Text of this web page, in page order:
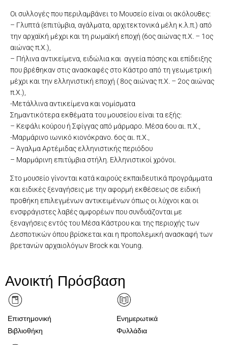
Οι συλλογές που περιλαμβάνει το Μουσείο είναι οι ακόλουθες:
– Γλυπτά (επιτύμβια, αγάλματα, αρχιτεκτονικά μέλη κ.λ.π.) από
την αρχαϊκή μέχρι και τη ρωμαϊκή εποχή (6ος αιώνας π.Χ. – 1ος
αιώνας π.Χ.),
– Πήλινα αντικείμενα, ειδώλια και αγγεία πόσης και επίδειξης
που βρέθηκαν στις ανασκαφές στο Κάστρο από τη γεωμετρική
μέχρι και την ελληνιστική εποχή ( 8ος αιώνας π.Χ. – 2ος αιώνας
π.Χ.),
-Μετάλλινα αντικείμενα και νομίσματα
Σημαντικότερα εκθέματα του μουσείου είναι τα εξής:
– Κεφάλι κούρου ή Σφίγγας από μάρμαρο. Μέσα 6ου αι. π.Χ.,
-Μαρμάρινο ιωνικό κιονόκρανο. 6ος αι. π.Χ.,
– Άγαλμα Αρτέμιδας ελληνιστικής περιόδου
– Μαρμάρινη επιτύμβια στήλη. Ελληνιστικοί χρόνοι.
Στο μουσείο γίνονται κατά καιρούς εκπαιδευτικά προγράμματα
και ειδικές ξεναγήσεις με την αφορμή εκθέσεως σε ειδική
προθήκη επιλεγμένων αντικειμένων όπως οι λύχνοι και οι
ενσφράγιστες λαβές αμφορέων που συνδυάζονται με
ξεναγήσεις εντός του Μέσα Κάστρου και της περιοχής των
Δεσποτικών όπου βρίσκεται και η προπολεμική ανασκαφή των
βρετανών αρχαιολόγων Brock και Young.
Ανοικτή Πρόσβαση
Επιστημονική
Βιβλιοθήκη
Ενημερωτικά
Φυλλάδια